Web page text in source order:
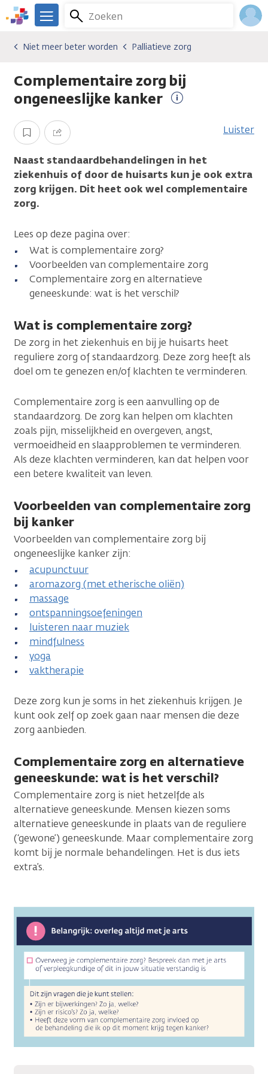
Overslaan
en
gaan
We
er
je.
Kanker.nl
Zoeken
Menu
Gevolgen van kanker
Niet meer beter worden
Palliatieve zorg
Niet meer beter worden Palliatieve zorg
Complementaire zorg bij
ongeneeslijke kanker
informatie
Opslaan Delen Luister
Naast standaardbehandelingen in het
ziekenhuis of door de huisarts kun je ook extra
zorg krijgen. Dit heet ook wel complementaire
zorg.
Lees op deze pagina over:
Wat is complementaire zorg?
Voorbeelden van complementaire zorg
Complementaire zorg en alternatieve
geneeskunde: wat is het verschil?
Wat is complementaire zorg?
De zorg in het ziekenhuis en bij je huisarts heet
reguliere zorg of standaardzorg. Deze zorg heeft als
doel om te genezen en/of klachten te verminderen.
Complementaire zorg is een aanvulling op de
standaardzorg. De zorg kan helpen om klachten
zoals pijn, misselijkheid en overgeven, angst,
vermoeidheid en slaapproblemen te verminderen.
Als deze klachten verminderen, kan dat helpen voor
een betere kwaliteit van leven.
Voorbeelden van complementaire zorg
bij kanker
Voorbeelden van complementaire zorg bij
ongeneeslijke kanker zijn:
acupunctuur
aromazorg (met etherische oliën)
massage
ontspanningsoefeningen
luisteren naar muziek
mindfulness
yoga
vaktherapie
Deze zorg kun je soms in het ziekenhuis krijgen. Je
kunt ook zelf op zoek gaan naar mensen die deze
zorg aanbieden.
Complementaire zorg en alternatieve
geneeskunde: wat is het verschil?
Complementaire zorg is niet hetzelfde als
alternatieve geneeskunde. Mensen kiezen soms
alternatieve geneeskunde in plaats van de reguliere
(‘gewone’) geneeskunde. Maar complementaire zorg
komt bij je normale behandelingen. Het is dus iets
extra’s.